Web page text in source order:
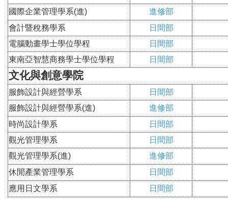
國際企業管理學系(進)
進修部
會計暨稅務學系
日間部
電腦動畫學士學位學程
日間部
東南亞智慧商務學士學位學程
日間部
文化與創意學院
服飾設計與經營學系
日間部
服飾設計與經營學系(進)
進修部
時尚設計學系
日間部
觀光管理學系
日間部
觀光管理學系(進)
進修部
休閒產業管理學系
日間部
應用日文學系
日間部